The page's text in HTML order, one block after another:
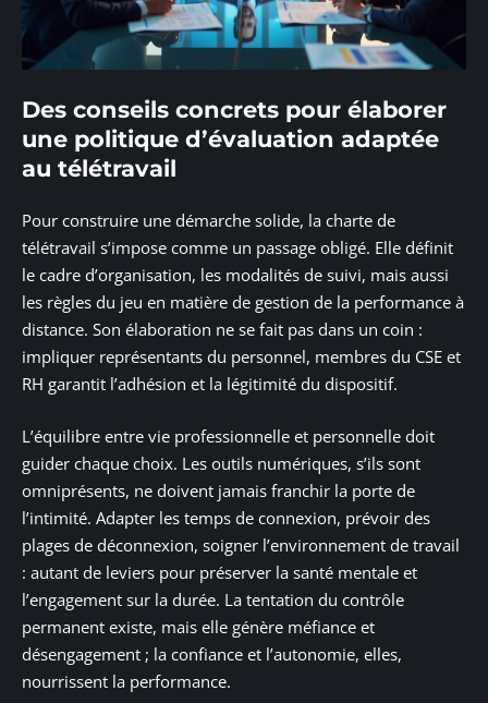
Des conseils concrets pour élaborer
une politique d’évaluation adaptée
au télétravail
Pour construire une démarche solide, la charte de
télétravail s’impose comme un passage obligé. Elle définit
le cadre d’organisation, les modalités de suivi, mais aussi
les règles du jeu en matière de gestion de la performance à
distance. Son élaboration ne se fait pas dans un coin :
impliquer représentants du personnel, membres du CSE et
RH garantit l’adhésion et la légitimité du dispositif.
L’équilibre entre vie professionnelle et personnelle doit
guider chaque choix. Les outils numériques, s’ils sont
omniprésents, ne doivent jamais franchir la porte de
l’intimité. Adapter les temps de connexion, prévoir des
plages de déconnexion, soigner l’environnement de travail
: autant de leviers pour préserver la santé mentale et
l’engagement sur la durée. La tentation du contrôle
permanent existe, mais elle génère méfiance et
désengagement ; la confiance et l’autonomie, elles,
nourrissent la performance.